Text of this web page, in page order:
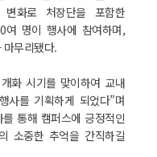
화로 처장단을 포함한
여 명이 행사에 참여하며,
무리됐다.
화 시기를 맞이하여 교내
사를 기획하게 되었다”며
통해 캠퍼스에 긍정적인
소중한 추억을 간직하길